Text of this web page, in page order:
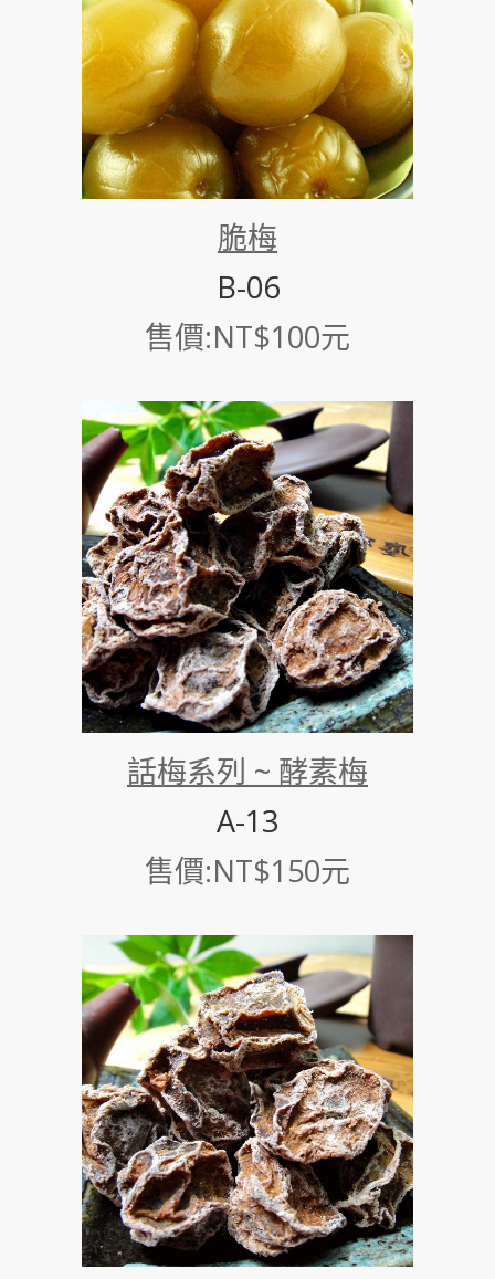
脆梅
B-06
售價:NT$100元
話梅系列 ~ 酵素梅
A-13
售價:NT$150元